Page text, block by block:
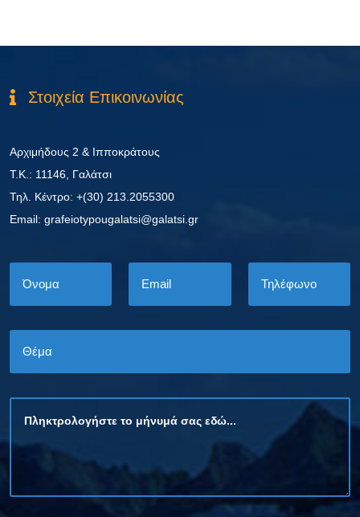
Στοιχεία Επικοινωνίας
Αρχιμήδους 2 & Ιπποκράτους
Τ.Κ.: 11146, Γαλάτσι
Τηλ. Κέντρο: +(30) 213.2055300
Εmail: grafeiotypougalatsi@galatsi.gr